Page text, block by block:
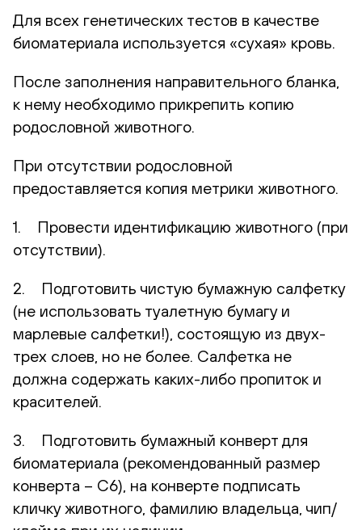
Для всех генетических тестов в качестве
биоматериала используется «сухая» кровь.
После заполнения направительного бланка,
к нему необходимо прикрепить копию
родословной животного.
При отсутствии родословной
предоставляется копия метрики животного.
1. Провести идентификацию животного (при
отсутствии).
2. Подготовить чистую бумажную салфетку
(не использовать туалетную бумагу и
марлевые салфетки!), состоящую из двух-
трех слоев, но не более. Салфетка не
должна содержать каких-либо пропиток и
красителей.
3. Подготовить бумажный конверт для
биоматериала (рекомендованный размер
конверта – С6), на конверте подписать
кличку животного, фамилию владельца, чип/